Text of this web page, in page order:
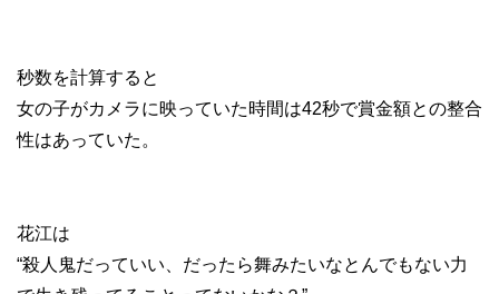
秒数を計算すると
女の子がカメラに映っていた時間は42秒で賞金額との整合
性はあっていた。
花江は
“殺人鬼だっていい、だったら舞みたいなとんでもない力